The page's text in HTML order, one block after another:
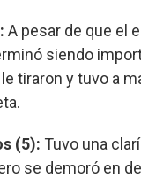
A pesar de que el
siendo
tiraron y tuvo a
(5): Tuvo una
se demoró en